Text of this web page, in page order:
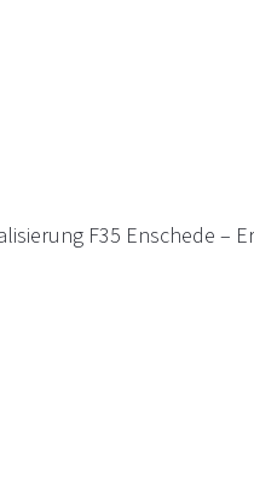
F35 Enschede –